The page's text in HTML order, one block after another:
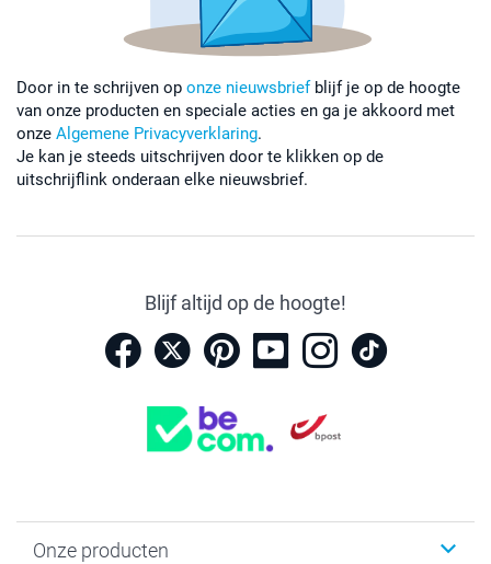
Door in te schrijven op onze nieuwsbrief blijf je op de hoogte
van onze producten en speciale acties en ga je akkoord met
onze Algemene Privacyverklaring.
Je kan je steeds uitschrijven door te klikken op de
uitschrijflink onderaan elke nieuwsbrief.
Blijf altijd op de hoogte!
Onze producten